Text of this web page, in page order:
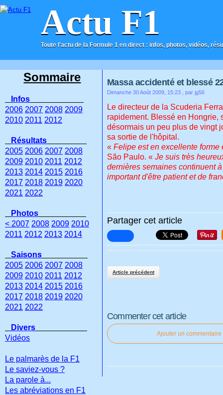
Actu F1
Toute l'actu de la Formule 1 en direct : infos, photos, vidéos,
ACCUEIL CONTACT
Massa accidenté et blessé
Dimanche 30 Août 2009, 15:23 , par jg56
Le directeur de la Scuderia
rapidement. Blessé en Hongrie,
désormais un peu plus de vingt
sa sortie de l'hôpital.
« Felipe est en excellente forme
São Paulo. « Je suis très
dernières semaines continuent
important d'être patient et de
Partager cet article
Article précédent
Commenter cet article
Ajouter un commentaire
Sommaire
Infos
2006 2007 2008 2009
2010 2011 2012
Résultats
2005 2006 2007 2008
2009 2010 2011 2012
2013 2014 2015 2016
2017 2018 2019 2020
2021 2022
Photos
< 2007 2008 2009 2010
2011 2012 2013 2014
Saisons
2005 2006 2007 2008
2009 2010 2011 2012
2013 2014 2015 2016
2017 2018 2019 2020
2021 2022
Divers
Vidéos
Le palmarès de la F1
Le saviez-vous ?
La parole à...
Les abréviations en F1